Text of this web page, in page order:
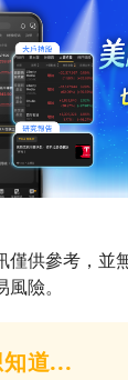
僅供參考，並
險。